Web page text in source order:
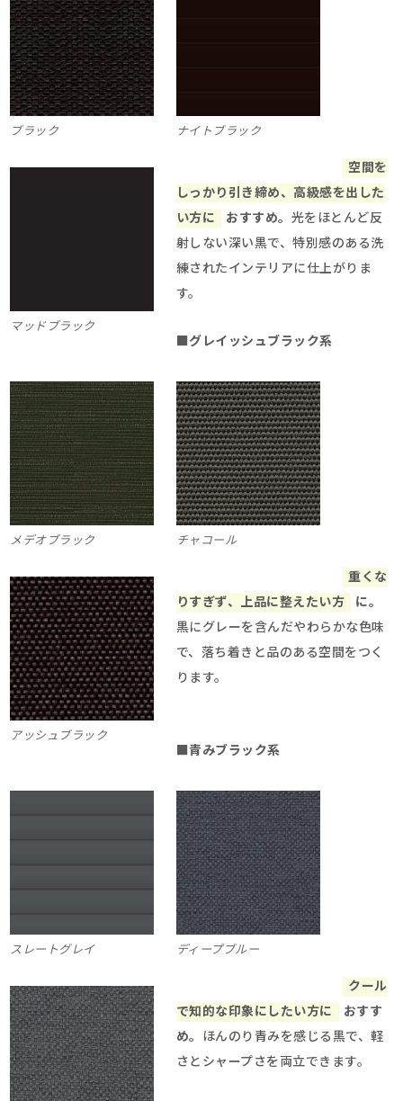
ブラック ナイトブラック
マッドブラック
空間を
しっかり引き締め、高級感を出した
い方に
おすすめ。 光をほとんど反
射しない深い黒で、特別感のある洗
練されたインテリアに仕上がりま
す。
グレイッシュブラック系
メデオブラック チャコール
アッシュブラック
重くな
りすぎず、上品に整えたい方
に。
黒にグレーを含んだやわらかな色味
で、落ち着きと品のある空間をつく
ります。
■青みブラック系
スレートグレイ ディープブルー
クール
で知的な印象にしたい方に
おすす
め。
ほんのり青みを感じる黒で、軽
さとシャープさを両立できます。